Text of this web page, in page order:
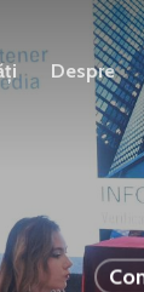
Despre